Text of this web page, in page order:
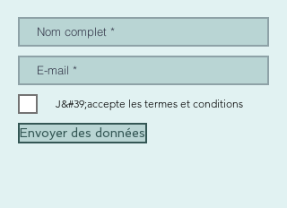
J&#39;accepte les termes et conditions
Envoyer des données